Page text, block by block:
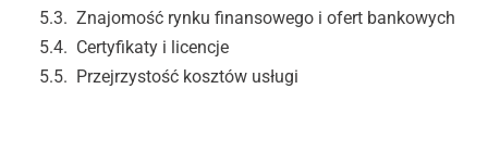
Znajomość rynku finansowego i ofert bankowych
Certyfikaty i licencje
Przejrzystość kosztów usługi